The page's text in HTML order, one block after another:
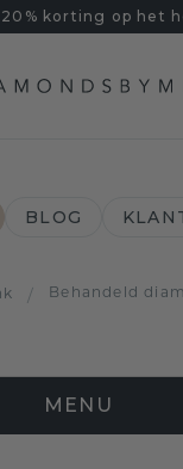
20% korting op het
BLOG
/ Behandeld
MENU